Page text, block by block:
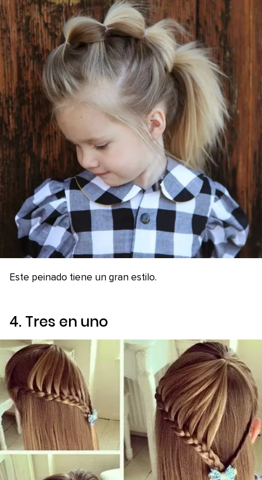
Este peinado tiene un gran estilo.
4. Tres en uno